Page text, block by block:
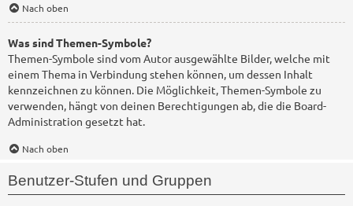
Nach oben
Was sind Themen-Symbole?
Themen-Symbole sind vom Autor ausgewählte Bilder, welche mit
einem Thema in Verbindung stehen können, um dessen Inhalt
kennzeichnen zu können. Die Möglichkeit, Themen-Symbole zu
verwenden, hängt von deinen Berechtigungen ab, die die Board-
Administration gesetzt hat.
Nach oben
Benutzer-Stufen und Gruppen